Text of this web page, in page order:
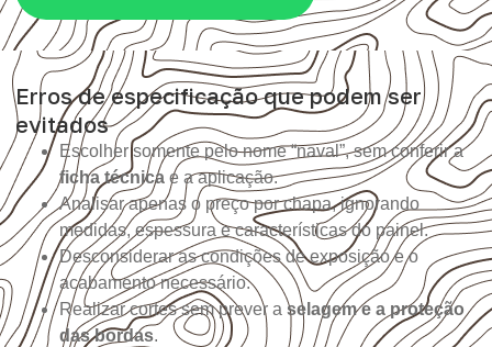
Erros de especificação que podem ser
evitados
Escolher somente pelo nome “naval”, sem conferir a
ficha técnica e a aplicação.
Analisar apenas o preço por chapa, ignorando
medidas, espessura e características do painel.
Desconsiderar as condições de exposição e o
acabamento necessário.
Realizar cortes sem prever a selagem e a proteção
das bordas.